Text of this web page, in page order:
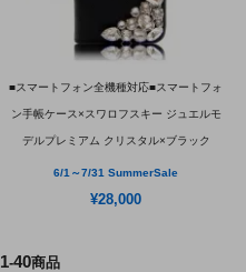
■スマートフォン全機種対応■スマートフォ
ン手帳ケース×スワロフスキー ジュエルモ
デルプレミアム クリスタル×ブラック
6/1～7/31 SummerSale
¥28,000
1-40商品